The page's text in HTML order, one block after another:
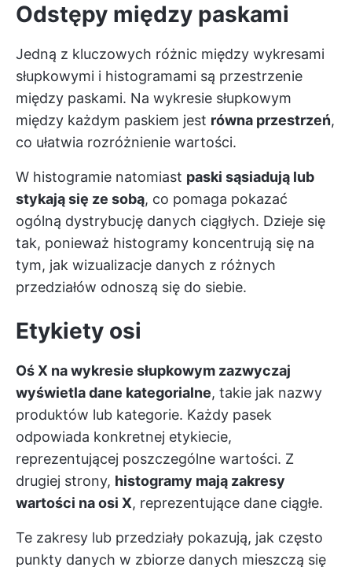
Odstępy między paskami
Jedną z kluczowych różnic między wykresami
słupkowymi i histogramami są przestrzenie
między paskami. Na wykresie słupkowym
między każdym paskiem jest równa przestrzeń,
co ułatwia rozróżnienie wartości.
W histogramie natomiast paski sąsiadują lub
stykają się ze sobą, co pomaga pokazać
ogólną dystrybucję danych ciągłych. Dzieje się
tak, ponieważ histogramy koncentrują się na
tym, jak wizualizacje danych z różnych
przedziałów odnoszą się do siebie.
Etykiety osi
Oś X na wykresie słupkowym zazwyczaj
wyświetla dane kategorialne, takie jak nazwy
produktów lub kategorie. Każdy pasek
odpowiada konkretnej etykiecie,
reprezentującej poszczególne wartości. Z
drugiej strony, histogramy mają zakresy
wartości na osi X, reprezentujące dane ciągłe.
Te zakresy lub przedziały pokazują, jak często
punkty danych w zbiorze danych mieszczą się